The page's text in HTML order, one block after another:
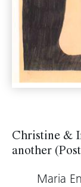
Christine &
another
Maria